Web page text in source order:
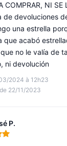
2024 à 12h23
22/11/2023
COMPRAR, NI SE
de devoluciones
una estrella
que acabó
no le valía de
ni devolución
P.
5